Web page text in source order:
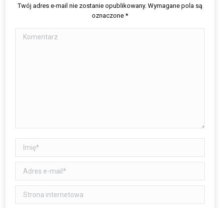
Twój adres e-mail nie zostanie opublikowany. Wymagane pola są
oznaczone *
Komentarz
Imię *
Adres e-mail *
Strona internetowa